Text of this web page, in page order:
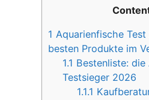
1 Aquarienfische
besten Produkte im
1.1 Bestenliste:
Testsieger 2026
1.1.1